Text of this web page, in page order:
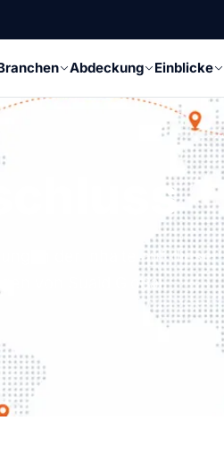
Abdeckung Einblicke
der Inhalte auf dieser
von Suaid Global.